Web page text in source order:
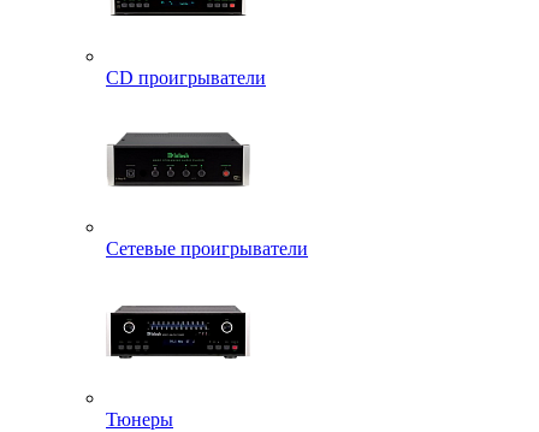
CD проигрыватели
Сетевые проигрыватели
Тюнеры